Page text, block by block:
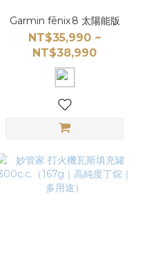
Garmin fēnix 8 太陽能版
NT$35,990 ~
NT$38,990